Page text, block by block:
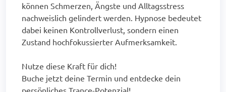
können Schmerzen, Ängste und Alltagsstress
nachweislich gelindert werden. Hypnose bedeutet
dabei keinen Kontrollverlust, sondern einen
Zustand hochfokussierter Aufmerksamkeit.
Nutze diese Kraft für dich!
Buche jetzt deine Termin und entdecke dein